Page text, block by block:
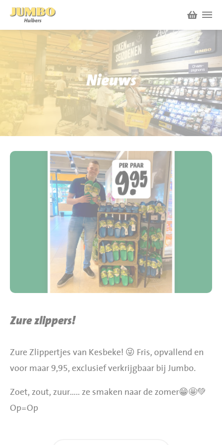
Winkels
P.W.A. Park
Bruïneplein
Nieuws
Acties
Werken bij Jumbo Huibers
Vacatures en Solliciteren
Werken en leren
Jumbo.com
BBQ gigant webshop
Jumbo Huibers Specials
Nieuws
Zure zlippers!
Zure Zlippertjes van Kesbeke! 😜 Fris, opvallend en
voor maar 9,95, exclusief verkrijgbaar bij Jumbo.
Zoet, zout, zuur….. ze smaken naar de zomer😁🤩💚
Op=Op